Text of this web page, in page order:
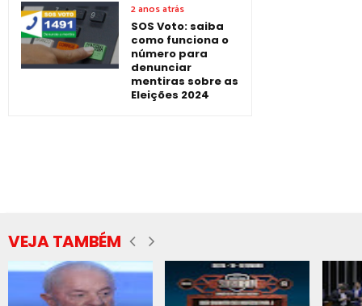
2 anos atrás
SOS Voto: saiba
como funciona o
número para
denunciar
mentiras sobre as
Eleições 2024
VEJA TAMBÉM